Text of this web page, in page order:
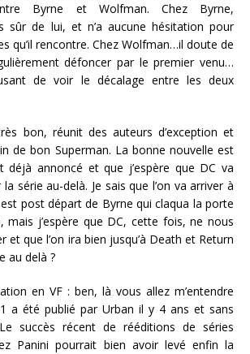
Byrne et Wolfman. Chez Byrne,
sûr de lui, et n’a aucune hésitation pour
qu’il rencontre. Chez Wolfman…il doute de
défoncer par le premier venu…
de voir le décalage entre les deux
bon, réunit des auteurs d’exception et
de bon Superman. La bonne nouvelle est
annoncé et que j’espère que DC va
série au-delà. Je sais que l’on va arriver à
post départ de Byrne qui claqua la porte
mais j’espère que DC, cette fois, ne nous
et que l’on ira bien jusqu’à Death et Return
au delà ?
en VF : ben, là vous allez m’entendre
a été publié par Urban il y 4 ans et sans
succès récent de rééditions de séries
Panini pourrait bien avoir levé enfin la